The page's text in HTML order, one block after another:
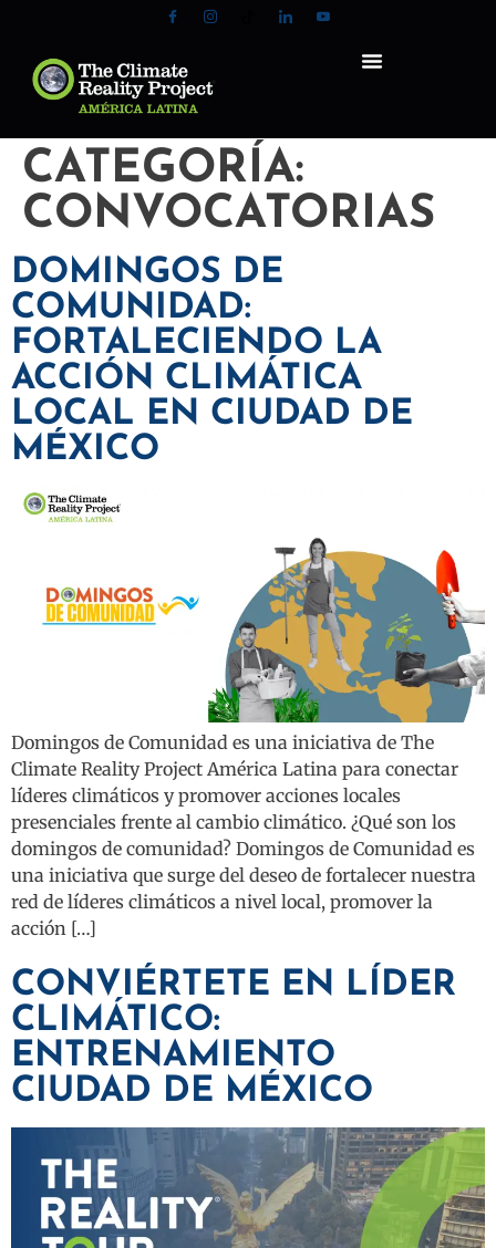
CATEGORÍA:
CONVOCATORIAS
DOMINGOS DE
COMUNIDAD:
FORTALECIENDO LA
ACCIÓN CLIMÁTICA
LOCAL EN CIUDAD DE
MÉXICO
Domingos de Comunidad es una iniciativa de The
Climate Reality Project América Latina para conectar
líderes climáticos y promover acciones locales
presenciales frente al cambio climático. ¿Qué son los
domingos de comunidad? Domingos de Comunidad es
una iniciativa que surge del deseo de fortalecer nuestra
red de líderes climáticos a nivel local, promover la
acción […]
CONVIÉRTETE EN LÍDER
CLIMÁTICO:
ENTRENAMIENTO
CIUDAD DE MÉXICO